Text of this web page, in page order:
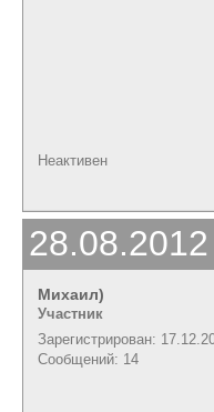
Неактивен
Михаил)
Участник
Зарегистрирован:
Сообщений: 14